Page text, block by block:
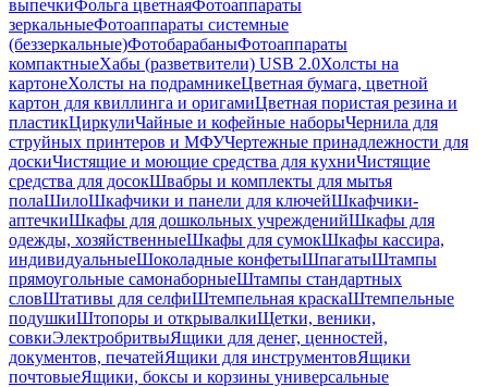
выпечкиФольга цветнаяФотоаппараты
зеркальныеФотоаппараты системные
(беззеркальные)ФотобарабаныФотоаппараты
компактныеХабы (разветвители) USB 2.0Холсты на
картонеХолсты на подрамникеЦветная бумага, цветной
картон для квиллинга и оригамиЦветная пористая резина и
пластикЦиркулиЧайные и кофейные наборыЧернила для
струйных принтеров и МФУЧертежные принадлежности для
доскиЧистящие и моющие средства для кухниЧистящие
средства для досокШвабры и комплекты для мытья
полаШилоШкафчики и панели для ключейШкафчики-
аптечкиШкафы для дошкольных учрежденийШкафы для
одежды, хозяйственныеШкафы для сумокШкафы кассира,
индивидуальныеШоколадные конфетыШпагатыШтампы
прямоугольные самонаборныеШтампы стандартных
словШтативы для селфиШтемпельная краскаШтемпельные
подушкиШтопоры и открывалкиЩетки, веники,
совкиЭлектробритвыЯщики для денег, ценностей,
документов, печатейЯщики для инструментовЯщики
почтовыеЯщики, боксы и корзины универсальные